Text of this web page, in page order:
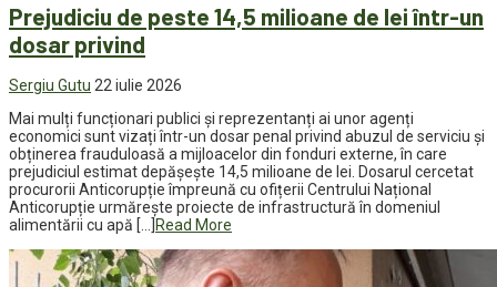
Prejudiciu de peste 14,5 milioane de lei într-un
dosar privind
Sergiu Gutu 22 iulie 2026
Mai mulți funcționari publici și reprezentanți ai unor agenți
economici sunt vizați într-un dosar penal privind abuzul de serviciu și
obținerea frauduloasă a mijloacelor din fonduri externe, în care
prejudiciul estimat depășește 14,5 milioane de lei. Dosarul cercetat
procurorii Anticorupție împreună cu ofițerii Centrului Național
Anticorupție urmărește proiecte de infrastructură în domeniul
alimentării cu apă […]
Read More